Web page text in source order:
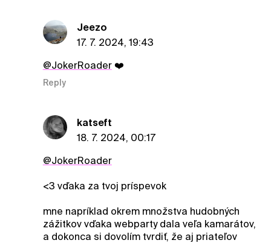
Jeezo
17. 7. 2024, 19:43
@JokerRoader❤️
Reply
katseft
18. 7. 2024, 00:17
@JokerRoader
<3 vďaka za tvoj príspevok
mne napríklad okrem množstva hudobných
zážitkov vďaka webparty dala veľa kamarátov,
a dokonca si dovolím tvrdiť, že aj priateľov